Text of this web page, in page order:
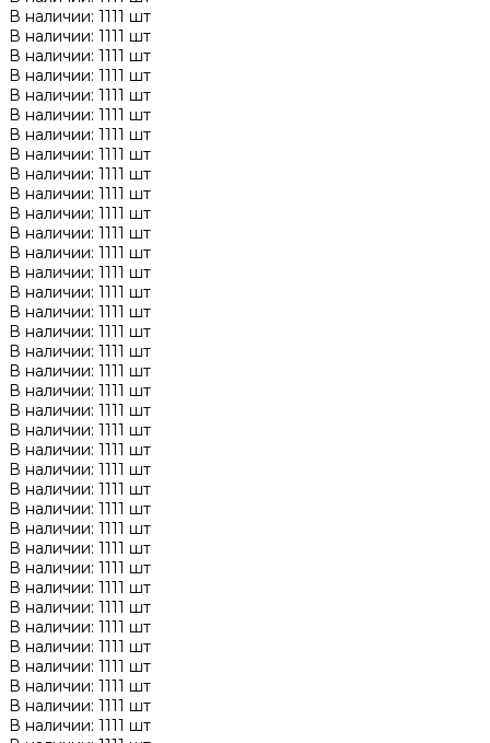
В наличии: 1111 шт
В наличии: 1111 шт
В наличии: 1111 шт
В наличии: 1111 шт
В наличии: 1111 шт
В наличии: 1111 шт
В наличии: 1111 шт
В наличии: 1111 шт
В наличии: 1111 шт
В наличии: 1111 шт
В наличии: 1111 шт
В наличии: 1111 шт
В наличии: 1111 шт
В наличии: 1111 шт
В наличии: 1111 шт
В наличии: 1111 шт
В наличии: 1111 шт
В наличии: 1111 шт
В наличии: 1111 шт
В наличии: 1111 шт
В наличии: 1111 шт
В наличии: 1111 шт
В наличии: 1111 шт
В наличии: 1111 шт
В наличии: 1111 шт
В наличии: 1111 шт
В наличии: 1111 шт
В наличии: 1111 шт
В наличии: 1111 шт
В наличии: 1111 шт
В наличии: 1111 шт
В наличии: 1111 шт
В наличии: 1111 шт
В наличии: 1111 шт
В наличии: 1111 шт
В наличии: 1111 шт
В наличии: 1111 шт